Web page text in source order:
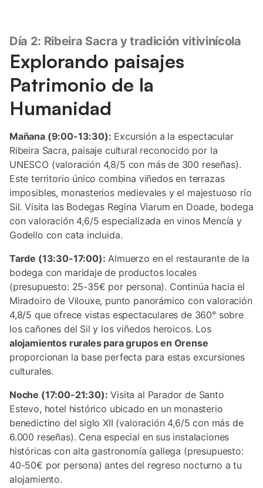
Día 2: Ribeira Sacra y tradición vitivinícola
Explorando paisajes
Patrimonio de la
Humanidad
Mañana (9:00-13:30): Excursión a la espectacular
Ribeira Sacra, paisaje cultural reconocido por la
UNESCO (valoración 4,8/5 con más de 300 reseñas).
Este territorio único combina viñedos en terrazas
imposibles, monasterios medievales y el majestuoso río
Sil. Visita las Bodegas Regina Viarum en Doade, bodega
con valoración 4,6/5 especializada en vinos Mencía y
Godello con cata incluida.
Tarde (13:30-17:00): Almuerzo en el restaurante de la
bodega con maridaje de productos locales
(presupuesto: 25-35€ por persona). Continúa hacia el
Miradoiro de Vilouxe, punto panorámico con valoración
4,8/5 que ofrece vistas espectaculares de 360° sobre
los cañones del Sil y los viñedos heroicos. Los
alojamientos rurales para grupos en Orense
proporcionan la base perfecta para estas excursiones
culturales.
Noche (17:00-21:30): Visita al Parador de Santo
Estevo, hotel histórico ubicado en un monasterio
benedictino del siglo XII (valoración 4,6/5 con más de
6.000 reseñas). Cena especial en sus instalaciones
históricas con alta gastronomía gallega (presupuesto:
40-50€ por persona) antes del regreso nocturno a tu
alojamiento.